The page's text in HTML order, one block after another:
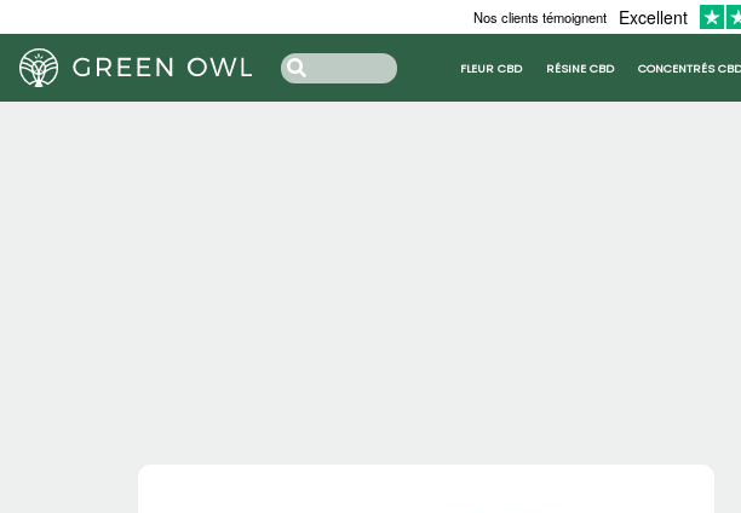
Nos clients témoignent Excellent
FLEUR CBD RÉSINE CBD CONCENTRÉS CBD